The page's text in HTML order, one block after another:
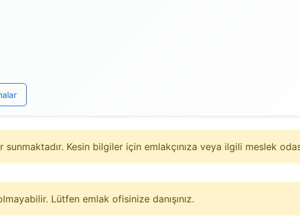
Kesin bilgiler için emlakçınıza veya ilgili meslek
Lütfen emlak ofisinize danışınız.